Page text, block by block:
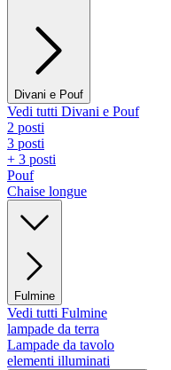
Divani e Pouf
Vedi tutti Divani e Pouf
2 posti
3 posti
+ 3 posti
Pouf
Chaise longue
Fulmine
Vedi tutti Fulmine
lampade da terra
Lampade da tavolo
elementi illuminati